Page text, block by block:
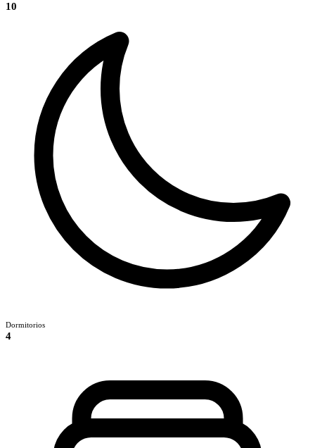
10
Dormitorios
4